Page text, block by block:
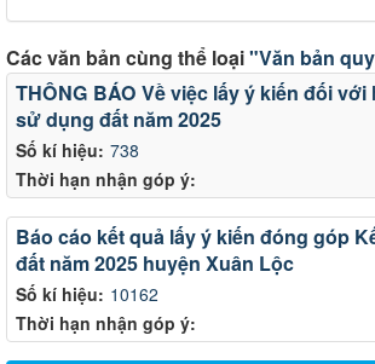
Các văn bản cùng thể loại"Văn bản
Số kí hiệu: 738
Thời hạn nhận góp ý:
THÔNG BÁO Về việc lấy ý kiến đối
sử dụng đất năm 2025
Số kí hiệu: 10162
Thời hạn nhận góp ý:
Báo cáo kết quả lấy ý kiến đóng góp
đất năm 2025 huyện Xuân Lộc